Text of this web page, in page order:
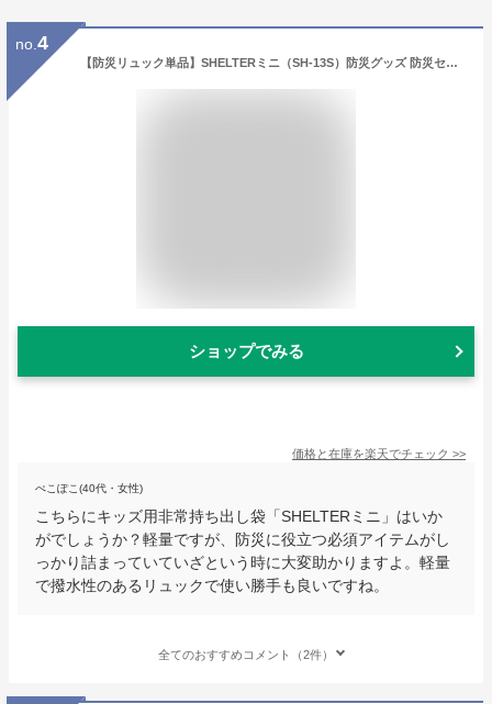
no. 4
【防災リュック単品】SHELTERミニ（SH-13S）防災グッズ 防災セット 非常用持ち出し袋 非常持出袋 震災 備蓄 子供 キッズ 1人用 一人用 女性 最低限 必要なもの
ショップでみる
価格と在庫を楽天でチェック >>
ぺこぽこ(40代・女性)
こちらにキッズ用非常持ち出し袋「SHELTERミニ」はいか
がでしょうか？軽量ですが、防災に役立つ必須アイテムがし
っかり詰まっていていざという時に大変助かりますよ。軽量
で撥水性のあるリュックで使い勝手も良いですね。
全てのおすすめコメント（2件）